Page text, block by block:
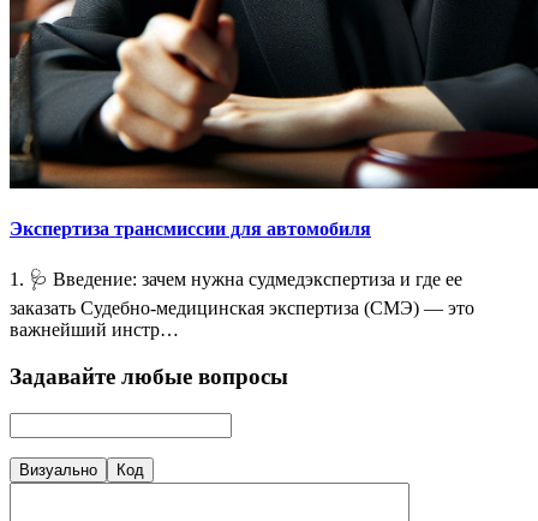
Экспертиза трансмиссии для автомобиля
1. 🩺 Введение: зачем нужна судмедэкспертиза и где ее
заказать Судебно-медицинская экспертиза (СМЭ) — это
важнейший инстр…
Задавайте любые вопросы
Визуально Код